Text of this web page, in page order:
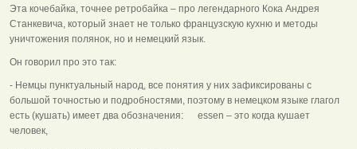
Эта кочебайка, точнее ретробайка – про легендарного Кока Андрея
Станкевича, который знает не только французскую кухню и методы
уничтожения полянок, но и немецкий язык.
Он говорил про это так:
- Немцы пунктуальный народ, все понятия у них зафиксированы с
большой точностью и подробностями, поэтому в немецком языке глагол
есть (кушать) имеет два обозначения: essen – это когда кушает
человек,